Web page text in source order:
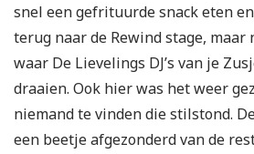
snel een gefrituurde snack eten
terug naar de Rewind stage, maar
waar De Lievelings DJ’s van je
draaien. Ook hier was het weer
niemand te vinden die stilstond.
een beetje afgezonderd van de